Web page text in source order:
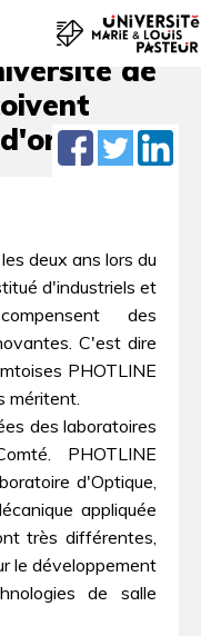
des
de
deux ans lors du
d'industriels et
des
C'est dire
PHOTLINE
méritent.
des laboratoires
PHOTLINE
d'Optique,
appliquée
très différentes,
le développement
de salle